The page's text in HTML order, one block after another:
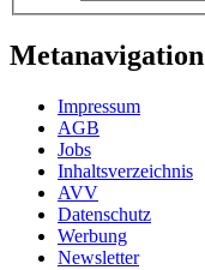
Metanavigation
Impressum
AGB
Jobs
Inhaltsverzeichnis
AVV
Datenschutz
Werbung
Newsletter